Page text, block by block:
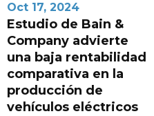
Oct 17, 2024
Estudio de Bain &
Company advierte
una baja rentabilidad
comparativa en la
producción de
vehículos eléctricos